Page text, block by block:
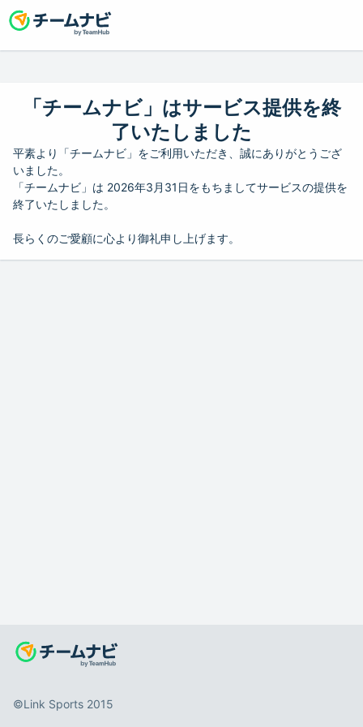
「チームナビ」はサービス提供を終
了いたしました
平素より「チームナビ」をご利用いただき、誠にありがとうござ
いました。
「チームナビ」は 2026年3月31日をもちましてサービスの提供を
終了いたしました。
長らくのご愛顧に心より御礼申し上げます。
©️Link Sports 2015